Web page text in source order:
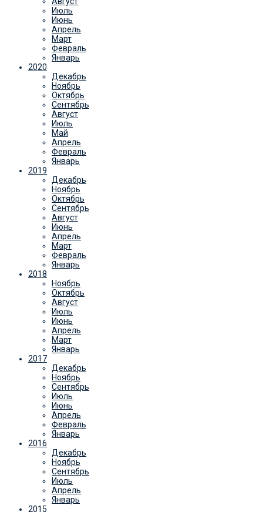
Июль
Июнь
Апрель
Март
Февраль
Январь
2020
Декабрь
Ноябрь
Октябрь
Сентябрь
Август
Июль
Май
Апрель
Февраль
Январь
2019
Декабрь
Ноябрь
Октябрь
Сентябрь
Август
Июнь
Апрель
Март
Февраль
Январь
2018
Ноябрь
Октябрь
Август
Июль
Июнь
Апрель
Март
Январь
2017
Декабрь
Ноябрь
Сентябрь
Июль
Июнь
Апрель
Февраль
Январь
2016
Декабрь
Ноябрь
Сентябрь
Июль
Апрель
Январь
2015